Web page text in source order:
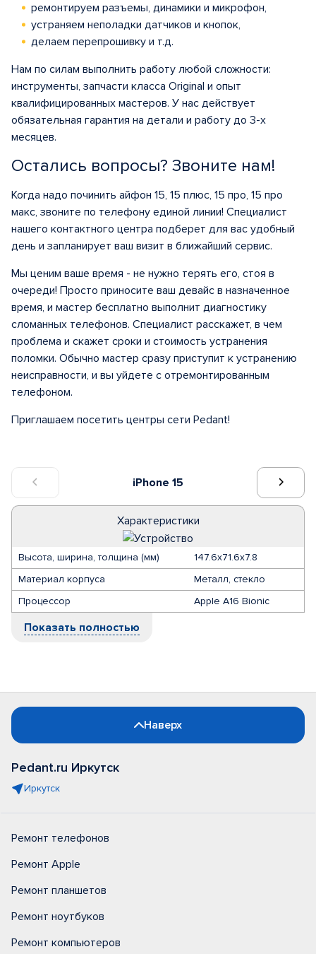
iPhone 15
Характеристики
Высота, ширина, толщина (мм)
147.6x71.6x7.8
Материал корпуса
Металл, стекло
Процессор
Apple A16 Bionic
Показать полностью
ремонтируем разъемы, динамики и микрофон,
устраняем неполадки датчиков и кнопок,
делаем перепрошивку и т.д.
Нам по силам выполнить работу любой сложности:
инструменты, запчасти класса Original и опыт
квалифицированных мастеров. У нас действует
обязательная гарантия на детали и работу до 3-х
месяцев.
Остались вопросы? Звоните нам!
Когда надо починить айфон 15, 15 плюс, 15 про, 15 про
макс, звоните по телефону единой линии! Специалист
нашего контактного центра подберет для вас удобный
день и запланирует ваш визит в ближайший сервис.
Мы ценим ваше время - не нужно терять его, стоя в
очереди! Просто приносите ваш девайс в назначенное
время, и мастер бесплатно выполнит диагностику
сломанных телефонов. Специалист расскажет, в чем
проблема и скажет сроки и стоимость устранения
поломки. Обычно мастер сразу приступит к устранению
неисправности, и вы уйдете с отремонтированным
телефоном.
Приглашаем посетить центры сети Pedant!
Наверх
Pedant.ru Иркутск
Иркутск
Ремонт телефонов
Ремонт Apple
Ремонт планшетов
Ремонт ноутбуков
Ремонт компьютеров